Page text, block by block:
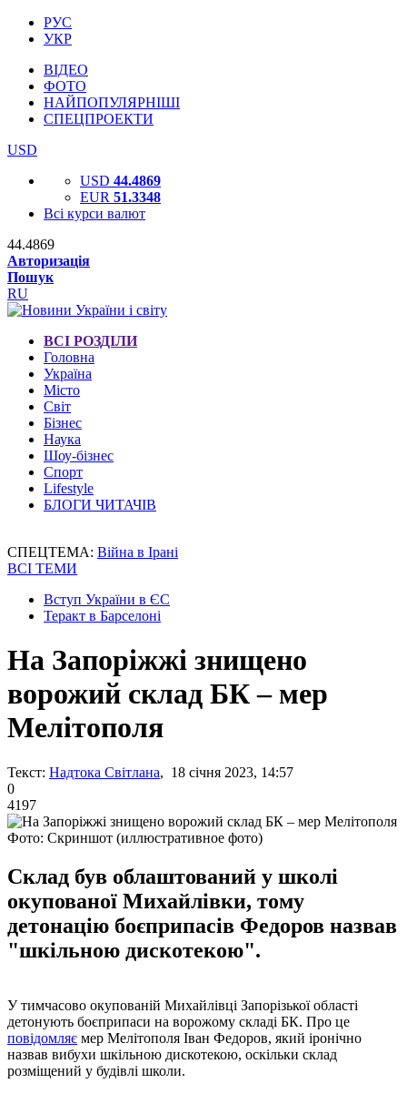
РУС
УКР
ВІДЕО
ФОТО
НАЙПОПУЛЯРНІШІ
СПЕЦПРОЕКТИ
USD
USD 44.4869
EUR 51.3348
Всі курси валют
44.4869
Авторизація
Пошук
RU
ВСІ РОЗДІЛИ
Головна
Україна
Місто
Світ
Бізнес
Наука
Шоу-бізнес
Спорт
Lifestyle
БЛОГИ ЧИТАЧІВ
СПЕЦТЕМА: Війна в Ірані
ВСІ ТЕМИ
Вступ України в ЄС
Теракт в Барселоні
На Запоріжжі знищено
ворожий склад БК – мер
Мелітополя
Текст: Надтока Світлана, 18 січня 2023, 14:57
0
4197
Фото: Скриншот (иллюстративное фото)
Склад був облаштований у школі
окупованої Михайлівки, тому
детонацію боєприпасів Федоров назвав
"шкільною дискотекою".
У тимчасово окупованій Михайлівці Запорізької області
детонують боєприпаси на ворожому складі БК. Про це
повідомляє мер Мелітополя Іван Федоров, який іронічно
назвав вибухи шкільною дискотекою, оскільки склад
розміщений у будівлі школи.